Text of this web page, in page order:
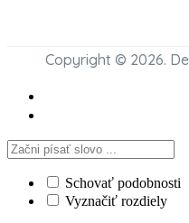
Copyright © 2026.
Schovať podobnosti
Vyznačiť rozdiely